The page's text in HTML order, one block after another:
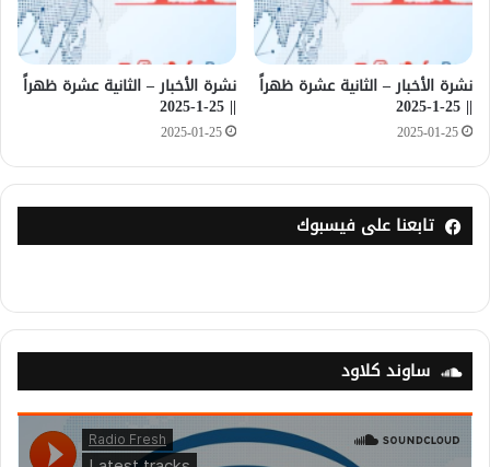
نشرة الأخبار – الثانية عشرة ظهراً
|| 25-1-2025
2025-01-25
نشرة الأخبار – الثانية عشرة ظهراً
|| 25-1-2025
2025-01-25
تابعنا على فيسبوك
ساوند كلاود